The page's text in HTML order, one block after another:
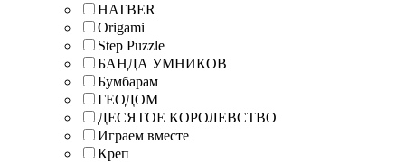
HATBER
Origami
Step Puzzle
БАНДА УМНИКОВ
Бумбарам
ГЕОДОМ
ДЕСЯТОЕ КОРОЛЕВСТВО
Играем вместе
Креп